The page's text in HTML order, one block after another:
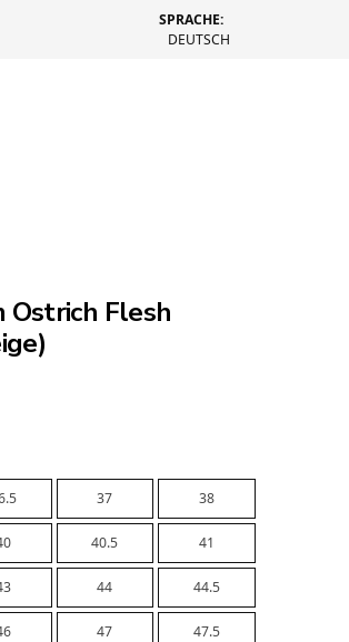
SPRACHE:
DEUTSCH
Ostrich Flesh
37 38
40.5 41
44 44.5
47 47.5